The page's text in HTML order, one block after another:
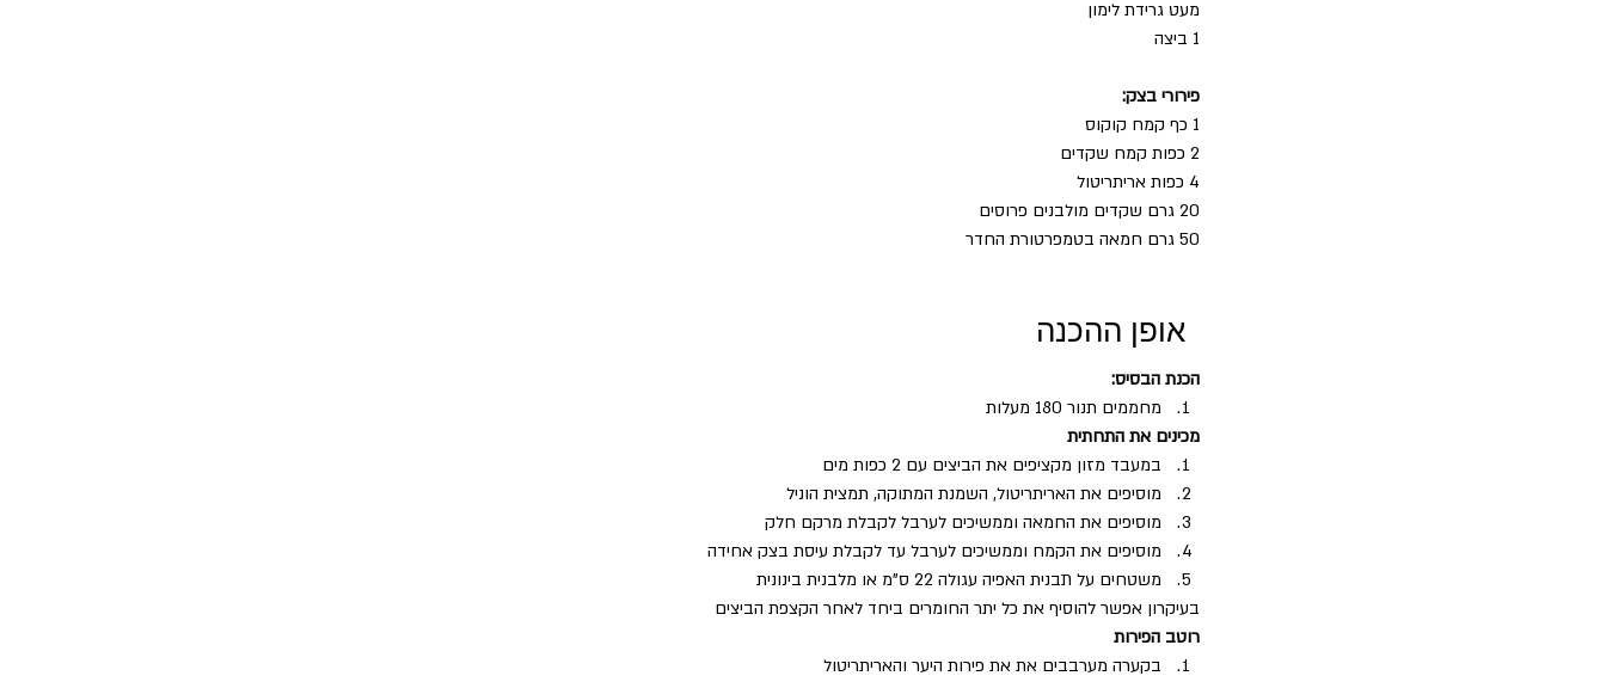
מעט גרידת לימון
1 ביצה
פירורי בצק:
1 כף קמח קוקוס
2 כפות קמח שקדים
4 כפות אריתריטול
20 גרם שקדים מולבנים פרוסים
50 גרם חמאה בטמפרטורת החדר
אופן ההכנה
הכנת הבסיס:
מחממים תנור 180 מעלות
מכינים את התחתית
במעבד מזון מקציפים את הביצים עם 2 כפות מים
מוסיפים את האריתריטול, השמנת המתוקה, תמצית הוניל
מוסיפים את החמאה וממשיכים לערבל לקבלת מרקם חלק
מוסיפים את הקמח וממשיכים לערבל עד לקבלת עיסת בצק אחידה
משטחים על תבנית האפיה עגולה 22 ס"מ או מלבנית בינונית
בעיקרון אפשר להוסיף את כל יתר החומרים ביחד לאחר הקצפת הביצים
רוטב הפירות
בקערה מערבבים את את פירות היער והאריתריטול